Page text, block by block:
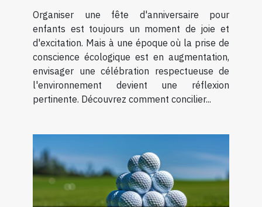
Organiser une fête d'anniversaire pour
enfants est toujours un moment de joie et
d'excitation. Mais à une époque où la prise de
conscience écologique est en augmentation,
envisager une célébration respectueuse de
l'environnement devient une réflexion
pertinente. Découvrez comment concilier...